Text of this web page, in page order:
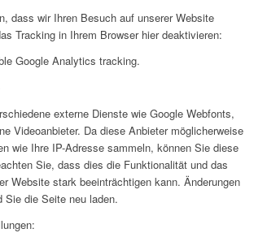
dass wir Ihren Besuch auf unserer Website
Tracking in Ihrem Browser hier deaktivieren:
Google Analytics tracking.
externe Dienste wie Google Webfonts,
Videoanbieter. Da diese Anbieter möglicherweise
wie Ihre IP-Adresse sammeln, können Sie diese
Sie, dass dies die Funktionalität und das
Website stark beeinträchtigen kann. Änderungen
Sie die Seite neu laden.